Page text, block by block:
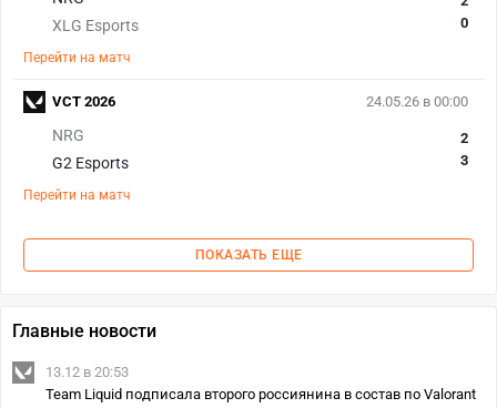
XLG Esports
0
Перейти на матч
24.05.26 в 00:00
NRG
G2 Esports
2
3
Перейти на матч
VCT 2026
ПОКАЗАТЬ ЕЩЕ
Главные новости
13.12 в 20:53
Team Liquid подписала второго россиянина в состав по Valorant